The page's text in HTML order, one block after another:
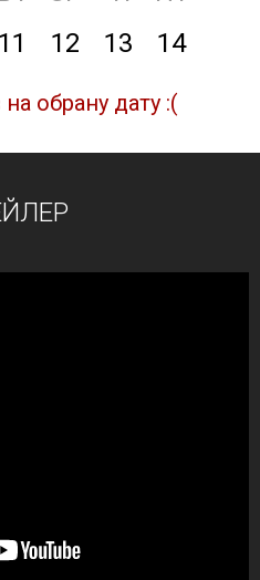
11 12 13 14
обрану дату :(